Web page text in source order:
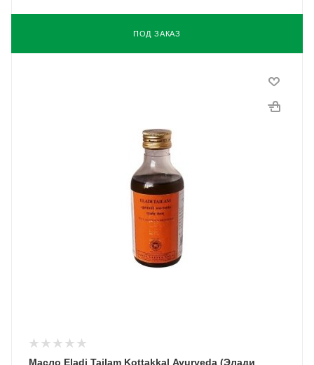
ПОД ЗАКАЗ
Масло Eladi Tailam Kottakkal Ayurveda (Элади